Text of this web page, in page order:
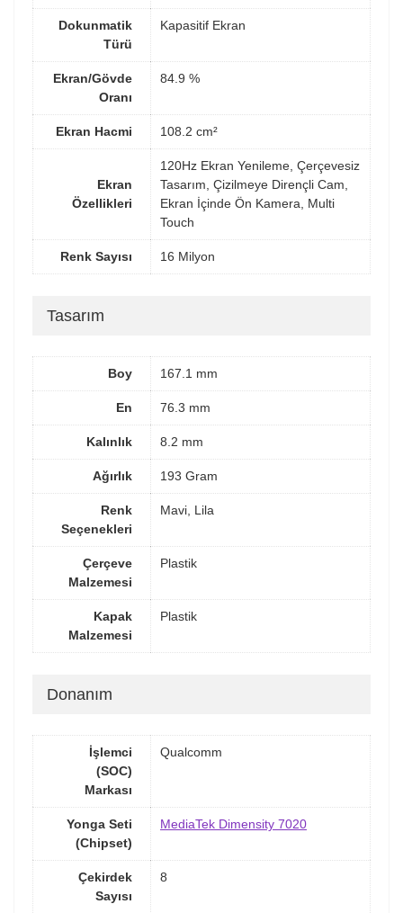
Dokunmatik
Türü
Kapasitif Ekran
Ekran/Gövde
Oranı
84.9 %
Ekran Hacmi 108.2 cm²
Ekran
Özellikleri
120Hz Ekran Yenileme, Çerçevesiz
Tasarım, Çizilmeye Dirençli Cam,
Ekran İçinde Ön Kamera, Multi
Touch
Renk Sayısı 16 Milyon
Tasarım
Boy 167.1 mm
En 76.3 mm
Kalınlık 8.2 mm
Ağırlık 193 Gram
Renk
Seçenekleri
Mavi, Lila
Çerçeve
Malzemesi
Plastik
Kapak
Malzemesi
Plastik
Donanım
İşlemci
(SOC)
Markası
Qualcomm
Yonga Seti
(Chipset)
MediaTek Dimensity 7020
Çekirdek
Sayısı
8